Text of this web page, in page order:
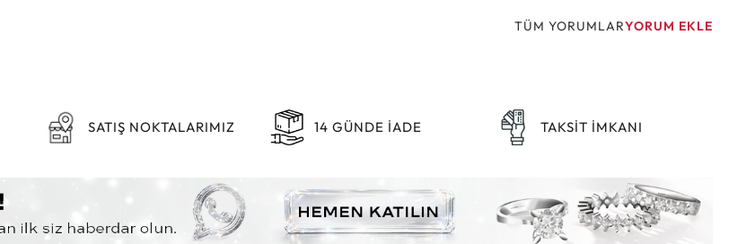
TÜM YORUMLARYORUM EKLE
SATIŞ NOKTALARIMIZ 14 GÜNDE İADE TAKSİT İMKANI